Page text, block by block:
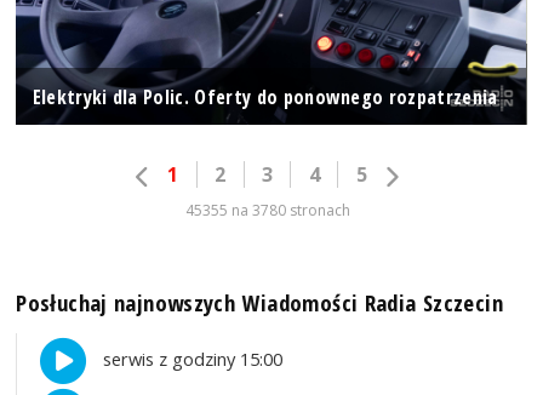
Elektryki dla Polic. Oferty do ponownego rozpatrzenia
1 2 3 4 5
45355 na 3780 stronach
Posłuchaj najnowszych Wiadomości Radia Szczecin
serwis z godziny 15:00